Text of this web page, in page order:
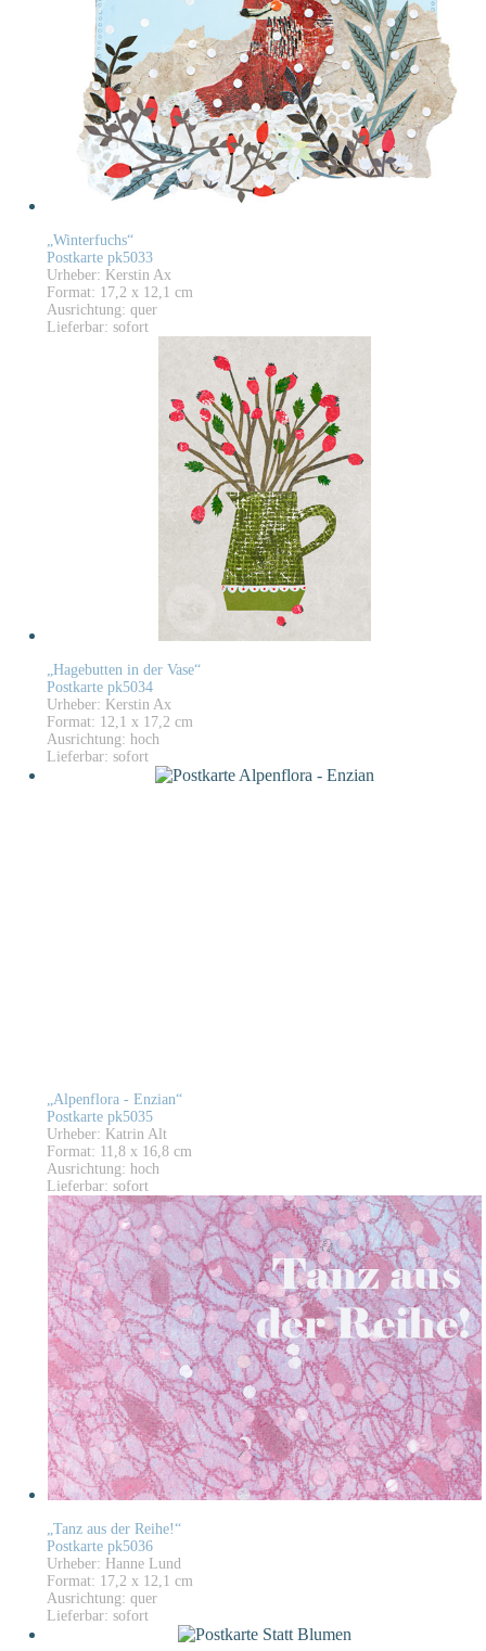
„Winterfuchs“
Postkarte pk5033
Urheber: Kerstin Ax
Format: 17,2 x 12,1 cm
Ausrichtung: quer
Lieferbar: sofort
„Hagebutten in der Vase“
Postkarte pk5034
Urheber: Kerstin Ax
Format: 12,1 x 17,2 cm
Ausrichtung: hoch
Lieferbar: sofort
„Alpenflora - Enzian“
Postkarte pk5035
Urheber: Katrin Alt
Format: 11,8 x 16,8 cm
Ausrichtung: hoch
Lieferbar: sofort
„Tanz aus der Reihe!“
Postkarte pk5036
Urheber: Hanne Lund
Format: 17,2 x 12,1 cm
Ausrichtung: quer
Lieferbar: sofort